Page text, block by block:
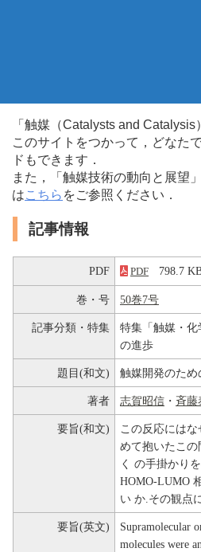
「触媒（Catalysts and
このサイトをつかって，どなた
ドもできます．
また，「触媒技術の動向と展望
はこちら をご参照ください．
記事情報
PDF PDF 798.7
巻・号 50巻7号
記事分類・特集
特集「触媒・
の進歩
題目(和文) 触媒開発のため
著者 志賀昭信 ・ 斉藤
要旨(和文)
この反応には
めて抱いたこ
く の手掛かり
HOMO-LUMO
い か.その観点
要旨(英文)
Supramolecular
molecules were